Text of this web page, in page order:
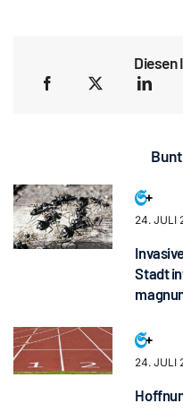
Diesen
24. JULI
Stadt
24. JULI